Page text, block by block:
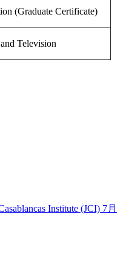
(Graduate Certificate)
Television
Institute (JCI) 7月